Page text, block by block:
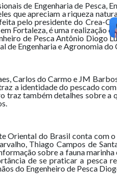
de Engenharia de Pesca,
que apreciam a riqueza
pelo presidente do Crea-
Fortaleza, é uma realização
de Pesca Antônio Diogo
de Engenharia e Agronomia do
Carlos do Carmo e JM
a identidade do pescado com
traz também detalhes sobre a
Oriental do Brasil conta com
Thiago Campos de
sobre a fauna marinha
de se praticar a pesca
do Engenheiro de Pesca